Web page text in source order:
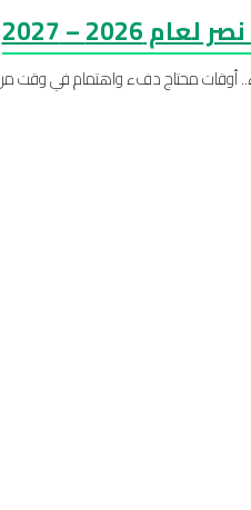
2026 – 2027
أوقات محتاج دفء واهتمام في وقت من